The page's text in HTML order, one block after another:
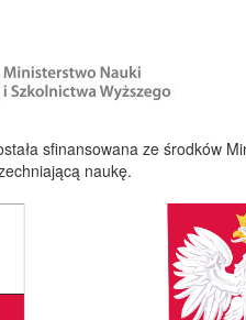
sfinansowana ze środków
naukę.